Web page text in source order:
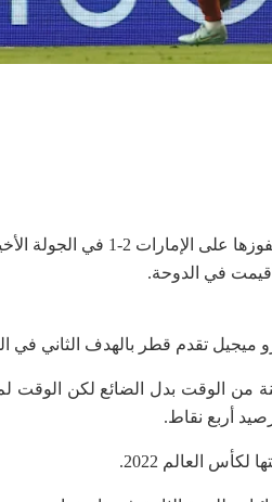
بلغت قطر نهائيات كأس العالم لكرة القدم 2026 اليوم
أقيمت في الدوحة.
من الوقت بدل الضائع لكن الوقت
أربع نقاط.
العالم 2022.